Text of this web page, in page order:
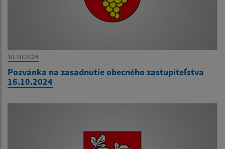
10.10.2024
Pozvánka na zasadnutie obecného zastupiteľstva
16.10.2024